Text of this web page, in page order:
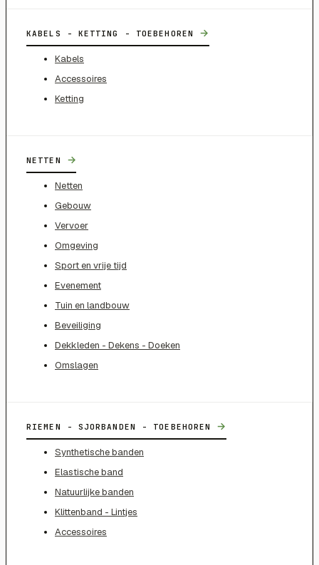
KABELS - KETTING - TOEBEHOREN →
Kabels
Accessoires
Ketting
NETTEN →
Netten
Gebouw
Vervoer
Omgeving
Sport en vrije tijd
Evenement
Tuin en landbouw
Beveiliging
Dekkleden - Dekens - Doeken
Omslagen
RIEMEN - SJORBANDEN - TOEBEHOREN →
Synthetische banden
Elastische band
Natuurlijke banden
Klittenband - Lintjes
Accessoires